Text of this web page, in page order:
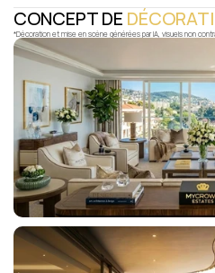
CONCEPT DE
*Décoration et mise en scène générées par IA, visuels non